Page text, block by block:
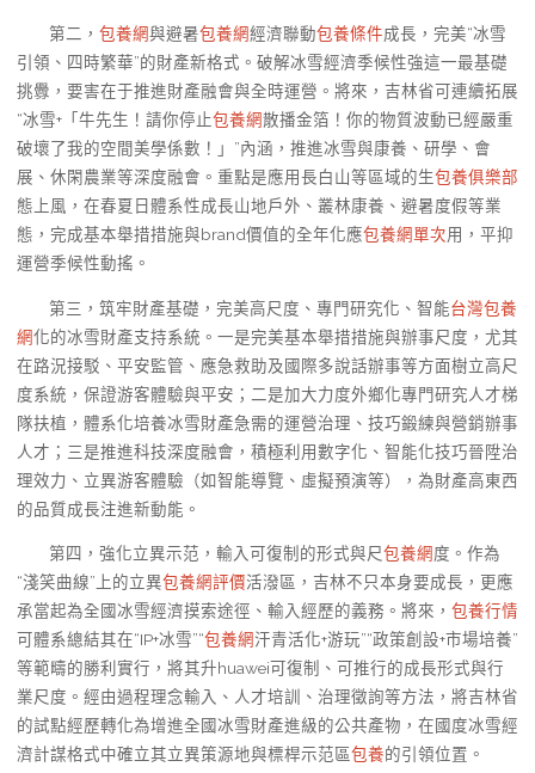
第二， 包養網與避暑包養網經濟聯動包養條件成長，完美“冰雪
引領、四時繁華”的財產新格式。破解冰雪經濟季候性強這一最基礎
挑釁，要害在于推進財產融會與全時運營。將來，吉林省可連續拓展
“冰雪+「牛先生！請你停止包養網散播金箔！你的物質波動已經嚴重
破壞了我的空間美學係數！」”內涵，推進冰雪與康養、研學、會
展、休閑農業等深度融會。重點是應用長白山等區域的生包養俱樂部
態上風，在春夏日體系性成長山地戶外、叢林康養、避暑度假等業
態，完成基本舉措措施與brand價值的全年化應包養網單次用，平抑
運營季候性動搖。
第三，筑牢財產基礎，完美高尺度、專門研究化、智能台灣包養
網化的冰雪財產支持系統。一是完美基本舉措措施與辦事尺度，尤其
在路況接駁、平安監管、應急救助及國際多說話辦事等方面樹立高尺
度系統，保證游客體驗與平安；二是加大力度外鄉化專門研究人才梯
隊扶植，體系化培養冰雪財產急需的運營治理、技巧鍛練與營銷辦事
人才；三是推進科技深度融會，積極利用數字化、智能化技巧晉陞治
理效力、立異游客體驗（如智能導覽、虛擬預演等），為財產高東西
的品質成長注進新動能。
第四，強化立異示范，輸入可復制的形式與尺包養網度。作為
“淺笑曲線”上的立異包養網評價活潑區，吉林不只本身要成長，更應
承當起為全國冰雪經濟摸索途徑、輸入經歷的義務。將來， 包養行情
可體系總結其在“IP+冰雪”“包養網汗青活化+游玩”“政策創設+市場培養”
等範疇的勝利實行，將其升huawei可復制、可推行的成長形式與行
業尺度。經由過程理念輸入、人才培訓、治理徵詢等方法，將吉林省
的試點經歷轉化為增進全國冰雪財產進級的公共產物，在國度冰雪經
濟計謀格式中確立其立異策源地與標桿示范區包養的引領位置。